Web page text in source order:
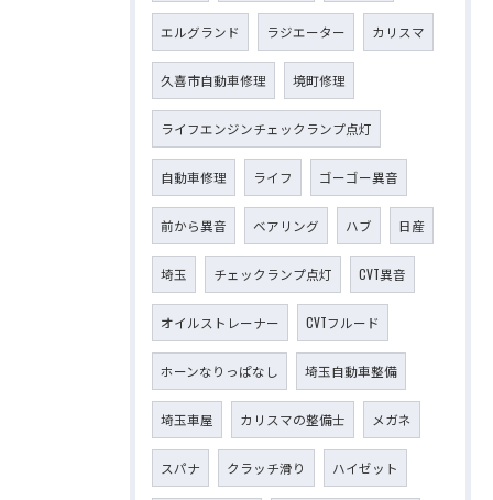
エルグランド ラジエーター カリスマ
久喜市自動車修理 境町修理
ライフエンジンチェックランプ点灯
自動車修理 ライフ ゴーゴー異音
前から異音 ベアリング ハブ 日産
埼玉 チェックランプ点灯 CVT異音
オイルストレーナー CVTフルード
ホーンなりっぱなし 埼玉自動車整備
埼玉車屋 カリスマの整備士 メガネ
スパナ クラッチ滑り ハイゼット